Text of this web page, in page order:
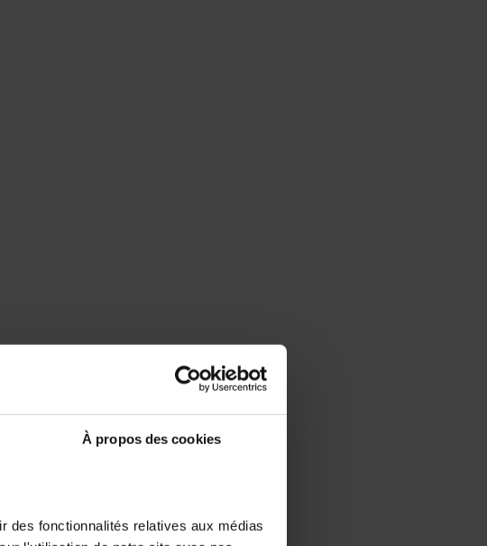
À propos des cookies
des fonctionnalités relatives aux médias